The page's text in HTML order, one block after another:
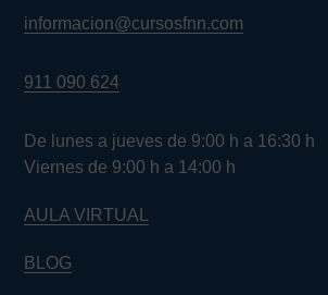
informacion@cursosfnn.com
911 090 624
De lunes a jueves de 9:00 h a 16:30 h
Viernes de 9:00 h a 14:00 h
AULA VIRTUAL
BLOG